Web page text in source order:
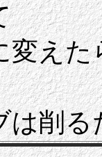
変え
は削る